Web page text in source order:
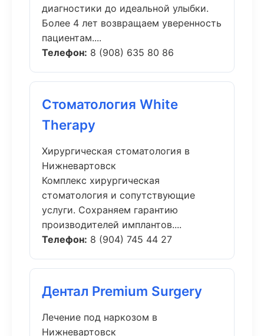
диагностики до идеальной улыбки.
Более 4 лет возвращаем уверенность
пациентам....
Телефон: 8 (908) 635 80 86
Стоматология White
Therapy
Хирургическая стоматология в
Нижневартовск
Комплекс хирургическая
стоматология и сопутствующие
услуги. Сохраняем гарантию
производителей имплантов....
Телефон: 8 (904) 745 44 27
Дентал Premium Surgery
Лечение под наркозом в
Нижневартовск